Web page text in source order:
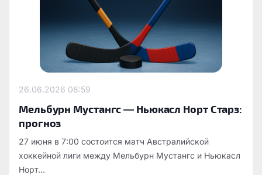
26.06.2026 08:59
Мельбурн Мустангс — Ньюкасл Норт Старз:
прогноз
27 июня в 7:00 состоится матч Австралийской
хоккейной лиги между Мельбурн Мустангс и Ньюкасл
Норт...